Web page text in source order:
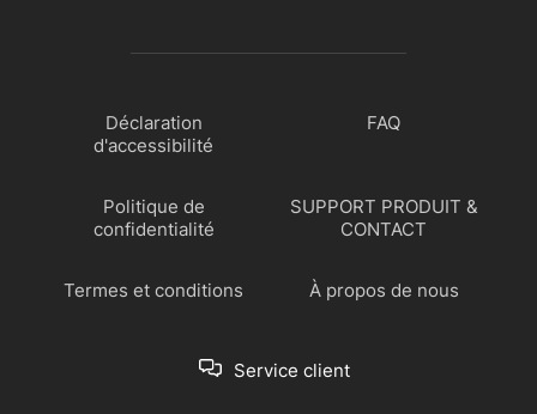
Déclaration
d'accessibilité
FAQ
Politique de
confidentialité
SUPPORT PRODUIT &
CONTACT
Termes et conditions À propos de nous
Service client